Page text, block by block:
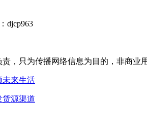
djcp963
，只为传播网络信息为目的，非商业
未来生活
货源渠道